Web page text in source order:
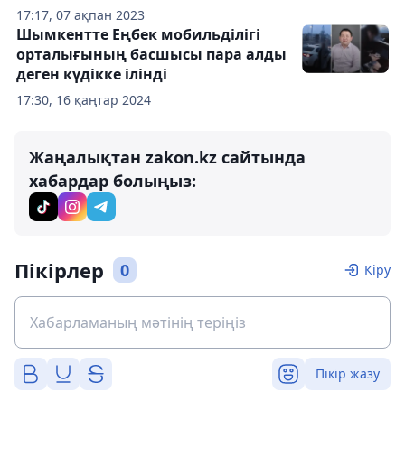
17:17, 07 ақпан 2023
17:30, 16 қаңтар 2024
Шымкентте Еңбек мобильділігі
орталығының басшысы пара алды
деген күдікке ілінді
Жаңалықтан zakon.kz сайтында
хабардар болыңыз:
Пікірлер 0 Кіру
Пікір жазу